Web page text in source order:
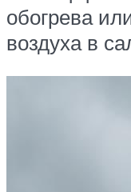
обогрева
воздуха в